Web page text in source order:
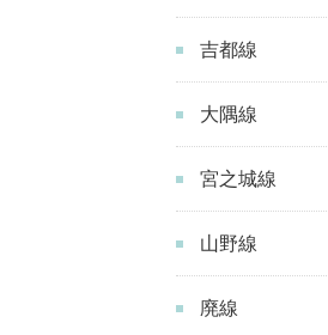
吉都線
大隅線
宮之城線
山野線
廃線